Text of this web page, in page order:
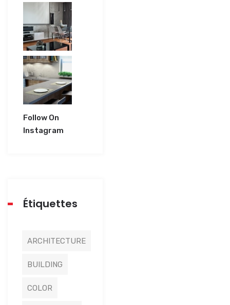
Follow On
Instagram
Étiquettes
ARCHITECTURE
BUILDING
COLOR